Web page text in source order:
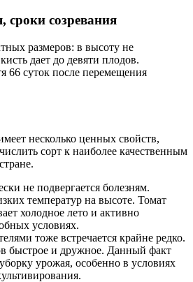
сроки созревания
размеров: в высоту не
дает до девяти плодов.
66 суток после перемещения
несколько ценных свойств,
сорт к наиболее качественным
не подвергается болезням.
температур на высоте. Томат
холодное лето и активно
условиях.
тоже встречается крайне редко.
быстрое и дружное. Данный факт
урожая, особенно в условиях